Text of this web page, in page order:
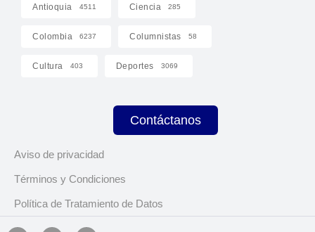
Antioquia 4511 Ciencia 285
Colombia 6237 Columnistas 58
Cultura 403 Deportes 3069
Contáctanos
Aviso de privacidad
Términos y Condiciones
Política de Tratamiento de Datos